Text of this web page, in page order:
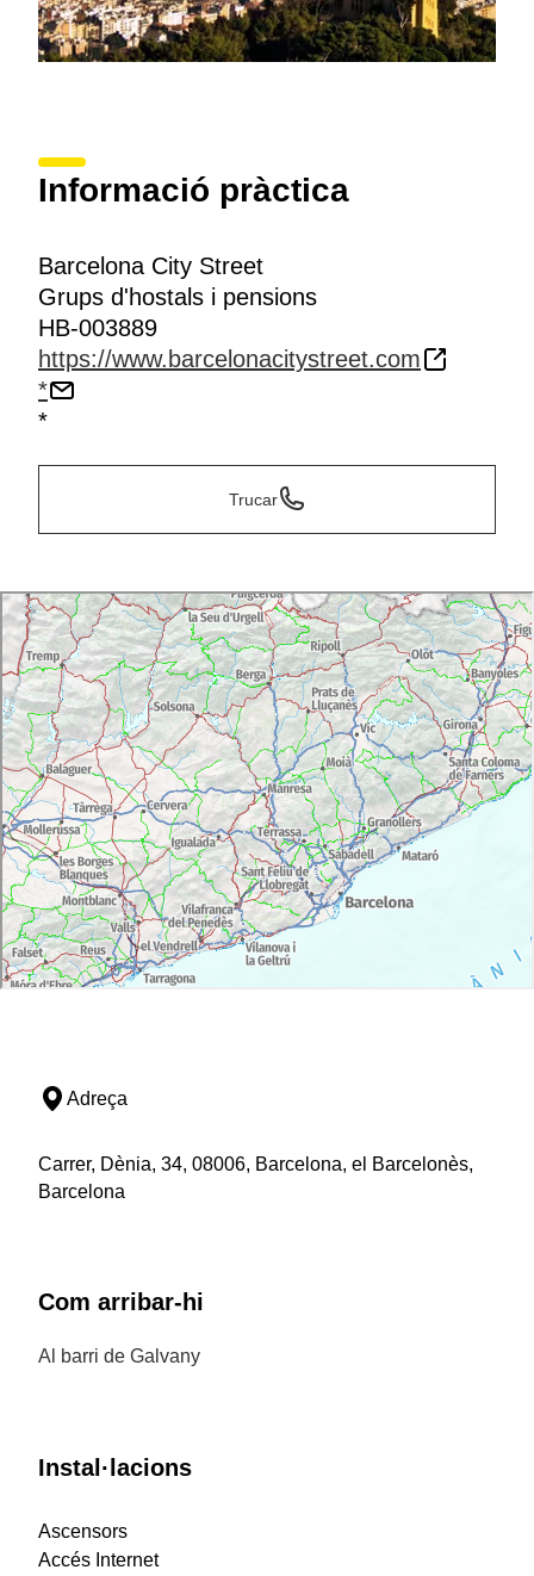
Informació pràctica
Barcelona City Street
Grups d'hostals i pensions
HB-003889
https://www.barcelonacitystreet.com
*
*
Trucar
Adreça
Carrer, Dènia, 34, 08006, Barcelona, el Barcelonès,
Barcelona
Com arribar-hi
Al barri de Galvany
Instal·lacions
Ascensors
Accés Internet